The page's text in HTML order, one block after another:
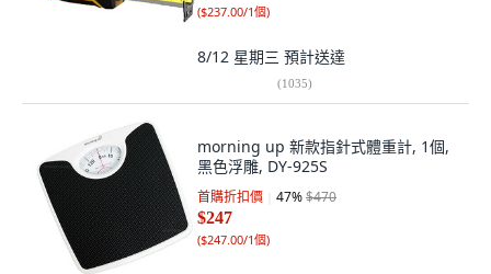
($237.00/1個)
8/12 星期三 預計送達
(1035)
morning up 新款指針式體重計, 1個,
黑色浮雕, DY-925S
首購折扣價 47%$470
$247
($247.00/1個)